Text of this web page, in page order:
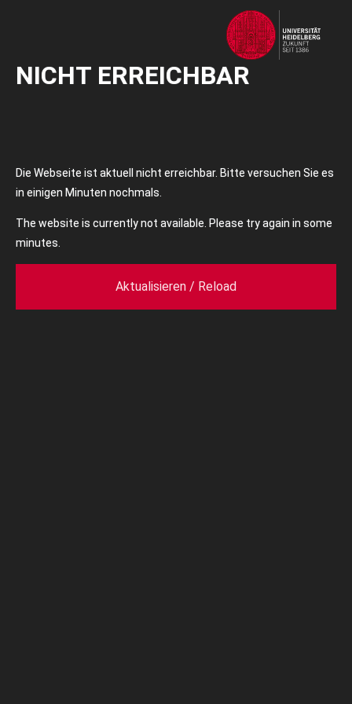
NICHT ERREICHBAR
Die Webseite ist aktuell nicht erreichbar. Bitte versuchen Sie es
in einigen Minuten nochmals.
The website is currently not available. Please try again in some
minutes.
Aktualisieren / Reload